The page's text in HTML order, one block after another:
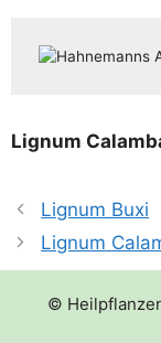
Lig­num
Lignum Buxi
Lignum
©